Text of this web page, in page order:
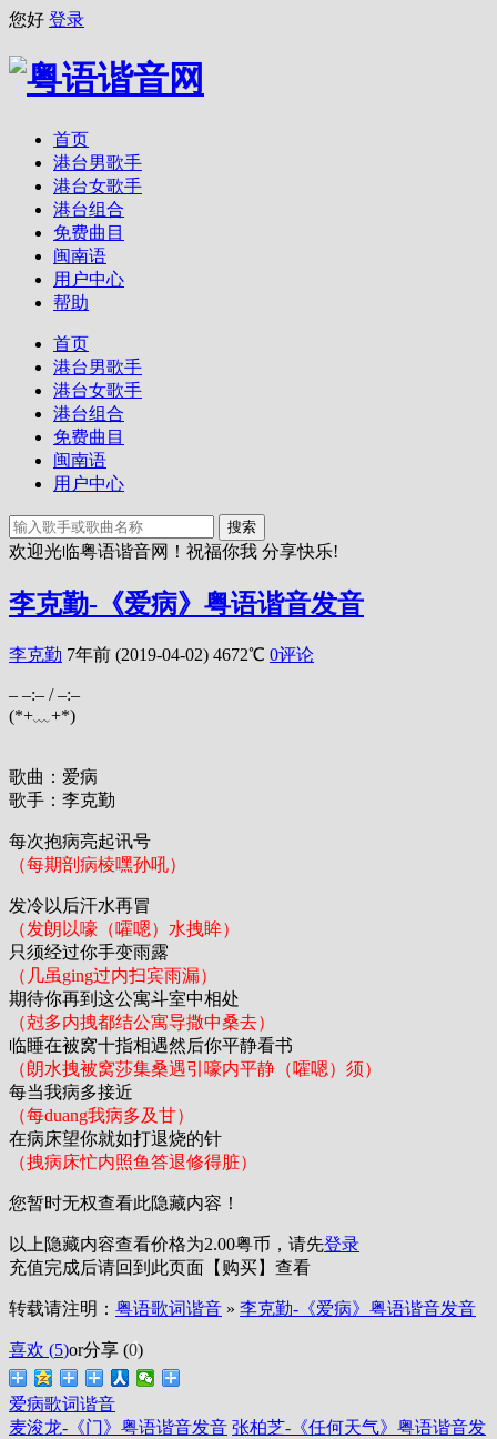
您好 登录
首页
港台男歌手
港台女歌手
港台组合
免费曲目
闽南语
用户中心
帮助
首页
港台男歌手
港台女歌手
港台组合
免费曲目
闽南语
用户中心
搜索
欢迎光临粤语谐音网！祝福你我 分享快乐!
李克勤-《爱病》粤语谐音发音
李克勤 7年前 (2019-04-02) 4672℃ 0评论
– –:– /–:–
(*+﹏+*)
歌曲：爱病
歌手：李克勤
每次抱病亮起讯号
（每期剖病棱嘿孙吼）
发冷以后汗水再冒
（发朗以嚎（嚯嗯）水拽眸）
只须经过你手变雨露
（几虽ging过内扫宾雨漏）
期待你再到这公寓斗室中相处
（尅多内拽都结公寓导撒中桑去）
临睡在被窝十指相遇然后你平静看书
（朗水拽被窝莎集桑遇引嚎内平静（嚯嗯）须）
每当我病多接近
（每duang我病多及甘）
在病床望你就如打退烧的针
（拽病床忙内照鱼答退修得脏）
您暂时无权查看此隐藏内容！
以上隐藏内容查看价格为2.00粤币，请先登录
充值完成后请回到此页面【购买】查看
转载请注明： 粤语歌词谐音 » 李克勤-《爱病》粤语谐音发音
喜欢 (5)or分享 (0)
爱病歌词谐音
麦浚龙-《门》粤语谐音发音 张柏芝-《任何天气》粤语谐音发